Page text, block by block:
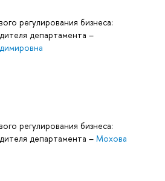
регулирования бизнеса:
департамента –
регулирования бизнеса:
департамента – Мохова